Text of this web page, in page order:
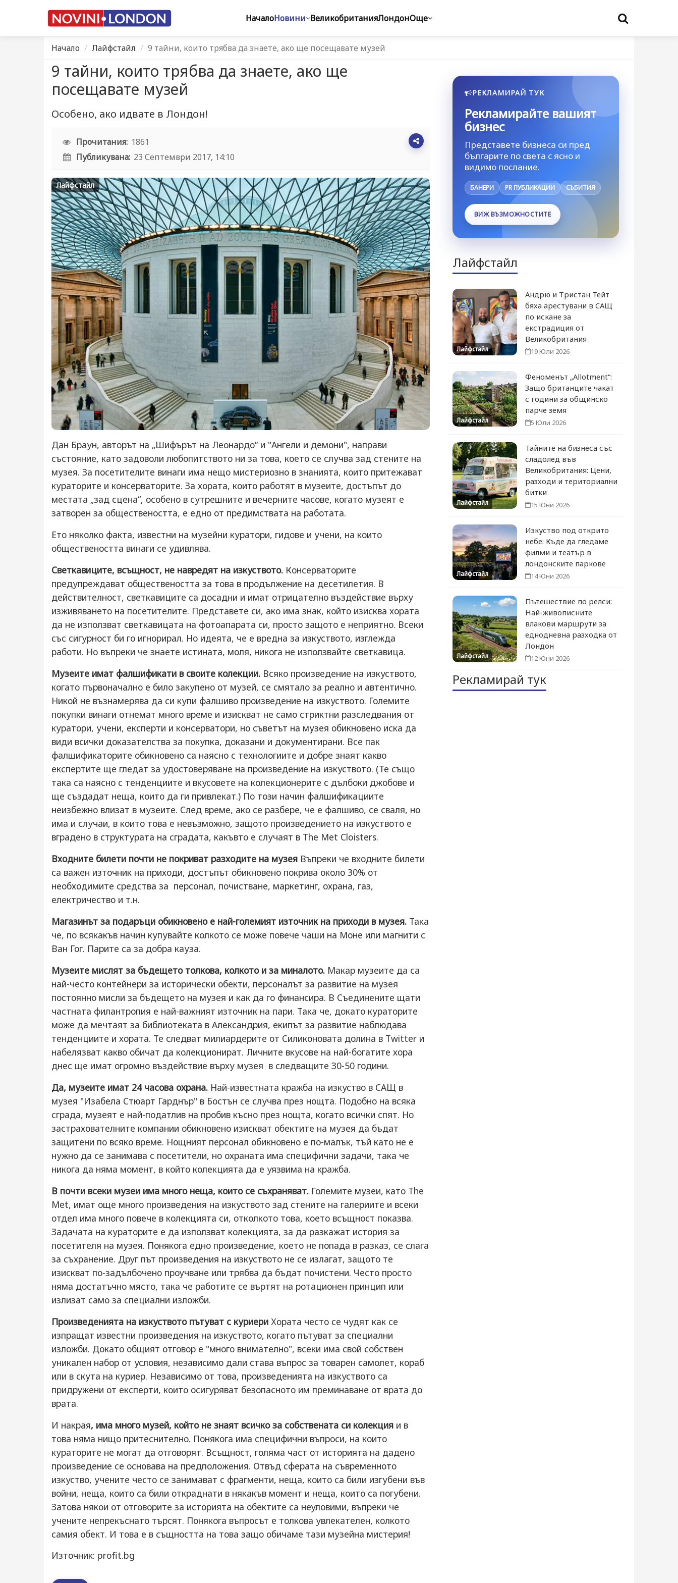
НачалоНовини ВеликобританияЛондонОще
Начало Лайфстайл 9 тайни, които трябва да знаете, ако ще посещавате музей
9 тайни, които трябва да знаете, ако ще
посещавате музей
Oсобено, ако идвате в Лондон!
Прочитания: 1861
Публикувана: 23 Септември 2017, 14:10
Лайфстайл
Дан Браун, авторът на „Шифърът на Леонардо“ и "Ангели и демони", направи
състояние, като задоволи любопитството ни за това, което се случва зад стените на
музея. За посетителите винаги има нещо мистериозно в знанията, които притежават
кураторите и консерваторите. За хората, които работят в музеите, достъпът до
местата „зад сцена“, особено в сутрешните и вечерните часове, когато музеят е
затворен за обществеността, е едно от предимствата на работата.
Ето няколко факта, известни на музейни куратори, гидове и учени, на които
обществеността винаги се удивлява.
Светкавиците, всъщност, не навредят на изкуството. Консерваторите
предупреждават обществеността за това в продължение на десетилетия. В
действителност, светкавиците са досадни и имат отрицателно въздействие върху
изживяването на посетителите. Представете си, ако има знак, който изисква хората
да не използват светкавицата на фотоапарата си, просто защото е неприятно. Всеки
със сигурност би го игнорирал. Но идеята, че е вредна за изкуството, изглежда
работи. Но въпреки че знаете истината, моля, никога не използвайте светкавица.
Музеите имат фалшификати в своите колекции. Всяко произведение на изкуството,
когато първоначално е било закупено от музей, се смятало за реално и автентично.
Никой не възнамерява да си купи фалшиво произведение на изкуството. Големите
покупки винаги отнемат много време и изискват не само стриктни разследвания от
куратори, учени, експерти и консерватори, но съветът на музея обикновено иска да
види всички доказателства за покупка, доказани и документирани. Все пак
фалшификаторите обикновено са наясно с технологиите и добре знаят какво
експертите ще гледат за удостоверяване на произведение на изкуството. (Те също
така са наясно с тенденциите и вкусовете на колекционерите с дълбоки джобове и
ще създадат неща, които да ги привлекат.) По този начин фалшификациите
неизбежно влизат в музеите. След време, ако се разбере, че е фалшиво, се сваля, но
има и случаи, в които това е невъзможно, защото произведението на изкуството е
вградено в структурата на сградата, какъвто е случаят в The Met Cloisters.
Входните билети почти не покриват разходите на музея Въпреки че входните билети
са важен източник на приходи, достъпът обикновено покрива около 30% от
необходимите средства за персонал, почистване, маркетинг, охрана, газ,
електричество и т.н.
Магазинът за подаръци обикновено е най-големият източник на приходи в музея. Така
че, по всякакъв начин купувайте колкото се може повече чаши на Моне или магнити с
Ван Гог. Парите са за добра кауза.
Музеите мислят за бъдещето толкова, колкото и за миналото. Макар музеите да са
най-често контейнери за исторически обекти, персоналът за развитие на музея
постоянно мисли за бъдещето на музея и как да го финансира. В Съединените щати
частната филантропия е най-важният източник на пари. Така че, докато кураторите
може да мечтаят за библиотеката в Александрия, екипът за развитие наблюдава
тенденциите и хората. Те следват милиардерите от Силиконовата долина в Twitter и
набелязват какво обичат да колекционират. Личните вкусове на най-богатите хора
днес ще имат огромно въздействие върху музея в следващите 30-50 години.
Да, музеите имат 24 часова охрана. Най-известната кражба на изкуство в САЩ в
музея "Изабела Стюарт Гарднър" в Бостън се случва през нощта. Подобно на всяка
сграда, музеят е най-податлив на пробив късно през нощта, когато всички спят. Но
застрахователните компании обикновено изискват обектите на музея да бъдат
защитени по всяко време. Нощният персонал обикновено е по-малък, тъй като не е
нужно да се занимава с посетители, но охраната има специфични задачи, така че
никога да няма момент, в който колекцията да е уязвима на кражба.
В почти всеки музеи има много неща, които се съхраняват. Големите музеи, като The
Met, имат още много произведения на изкуството зад стените на галериите и всеки
отдел има много повече в колекцията си, отколкото това, което всъщност показва.
Задачата на кураторите е да използват колекцията, за да разкажат история за
посетителя на музея. Понякога едно произведение, което не попада в разказ, се слага
за съхранение. Друг път произведения на изкуството не се излагат, защото те
изискват по-задълбочено проучване или трябва да бъдат почистени. Често просто
няма достатъчно място, така че работите се въртят на ротационен принцип или
излизат само за специални изложби.
Произведенията на изкуството пътуват с куриери Хората често се чудят как се
изпращат известни произведения на изкуството, когато пътуват за специални
изложби. Докато общият отговор е "много внимателно", всеки има свой собствен
уникален набор от условия, независимо дали става въпрос за товарен самолет, кораб
или в скута на куриер. Независимо от това, произведенията на изкуството са
придружени от експерти, които осигуряват безопасното им преминаване от врата до
врата.
И накрая, има много музей, който не знаят всичко за собствената си колекция и в
това няма нищо притеснително. Понякога има специфични въпроси, на които
кураторите не могат да отговорят. Всъщност, голяма част от историята на дадено
произведение се основава на предположения. Отвъд сферата на съвременното
изкуство, учените често се занимават с фрагменти, неща, които са били изгубени във
войни, неща, които са били откраднати в някакъв момент и неща, които са погубени.
Затова някои от отговорите за историята на обектите са неуловими, въпреки че
учените непрекъснато търсят. Понякога въпросът е толкова увлекателен, колкото
самия обект. И това е в същността на това защо обичаме тази музейна мистерия!
Източник: profit.bg
РЕКЛАМИРАЙ ТУК
Рекламирайте вашият
бизнес
Представете бизнеса си пред
българите по света с ясно и
видимо послание.
БАНЕРИ PR ПУБЛИКАЦИИ СЪБИТИЯ
ВИЖ ВЪЗМОЖНОСТИТЕ
Лайфстайл
Лайфстайл
Андрю и Тристан Тейт
бяха арестувани в САЩ
по искане за
екстрадиция от
Великобритания
19 Юли 2026
Лайфстайл
Феноменът „Allotment“:
Защо британците чакат
с години за общинско
парче земя
5 Юли 2026
Лайфстайл
Тайните на бизнеса със
сладолед във
Великобритания: Цени,
разходи и териториални
битки
15 Юни 2026
Лайфстайл
Изкуство под открито
небе: Къде да гледаме
филми и театър в
лондонските паркове
14 Юни 2026
Лайфстайл
Пътешествие по релси:
Най-живописните
влакови маршрути за
еднодневна разходка от
Лондон
12 Юни 2026
Рекламирай тук